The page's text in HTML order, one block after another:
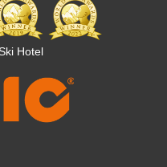
Hotel